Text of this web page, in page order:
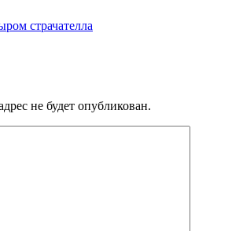
страчателла
не будет опубликован.